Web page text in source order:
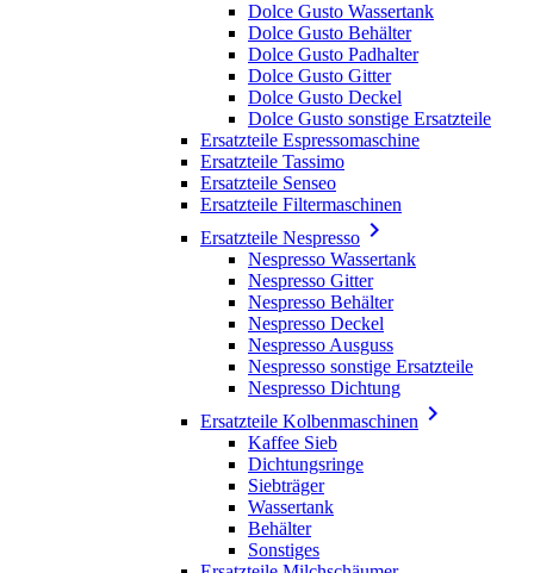
Dolce Gusto Wassertank
Dolce Gusto Behälter
Dolce Gusto Padhalter
Dolce Gusto Gitter
Dolce Gusto Deckel
Dolce Gusto sonstige Ersatzteile
Ersatzteile Espressomaschine
Ersatzteile Tassimo
Ersatzteile Senseo
Ersatzteile Filtermaschinen
Ersatzteile Nespresso 
Nespresso Wassertank
Nespresso Gitter
Nespresso Behälter
Nespresso Deckel
Nespresso Ausguss
Nespresso sonstige Ersatzteile
Nespresso Dichtung
Ersatzteile Kolbenmaschinen 
Kaffee Sieb
Dichtungsringe
Siebträger
Wassertank
Behälter
Sonstiges